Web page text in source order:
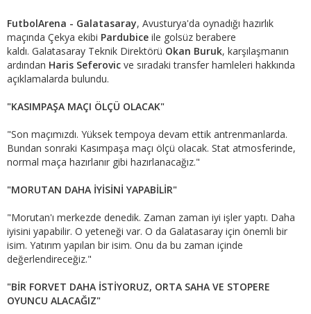
FutbolArena - Galatasaray, Avusturya'da oynadığı hazırlık
maçında Çekya ekibi Pardubice ile golsüz berabere
kaldı. Galatasaray Teknik Direktörü Okan Buruk, karşılaşmanın
ardından Haris Seferovic ve sıradaki transfer hamleleri hakkında
açıklamalarda bulundu.
"KASIMPAŞA MAÇI ÖLÇÜ OLACAK"
"Son maçımızdı. Yüksek tempoya devam ettik antrenmanlarda.
Bundan sonraki Kasımpaşa maçı ölçü olacak. Stat atmosferinde,
normal maça hazırlanır gibi hazırlanacağız."
"MORUTAN DAHA İYİSİNİ YAPABİLİR"
"Morutan'ı merkezde denedik. Zaman zaman iyi işler yaptı. Daha
iyisini yapabilir. O yeteneği var. O da Galatasaray için önemli bir
isim. Yatırım yapılan bir isim. Onu da bu zaman içinde
değerlendireceğiz."
"BİR FORVET DAHA İSTİYORUZ, ORTA SAHA VE STOPERE
OYUNCU ALACAĞIZ"